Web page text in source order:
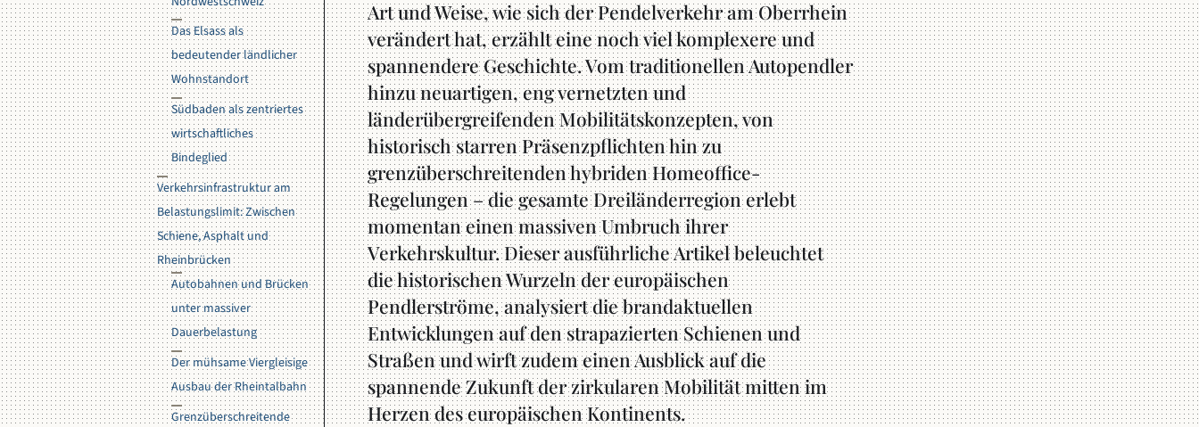
Das Elsass als
bedeutender ländlicher
Wohnstandort
Südbaden als zentriertes
wirtschaftliches
Bindeglied
Verkehrsinfrastruktur am
Belastungslimit: Zwischen
Schiene, Asphalt und
Rheinbrücken
Autobahnen und Brücken
unter massiver
Dauerbelastung
Der mühsame Viergleisige
Ausbau der Rheintalbahn
Grenzüberschreitende
Art und Weise, wie sich der Pendelverkehr am Oberrhein
verändert hat, erzählt eine noch viel komplexere und
spannendere Geschichte. Vom traditionellen Autopendler
hinzu neuartigen, eng vernetzten und
länderübergreifenden Mobilitätskonzepten, von
historisch starren Präsenzpflichten hin zu
grenzüberschreitenden hybriden Homeoffice-
Regelungen – die gesamte Dreiländerregion erlebt
momentan einen massiven Umbruch ihrer
Verkehrskultur. Dieser ausführliche Artikel beleuchtet
die historischen Wurzeln der europäischen
Pendlerströme, analysiert die brandaktuellen
Entwicklungen auf den strapazierten Schienen und
Straßen und wirft zudem einen Ausblick auf die
spannende Zukunft der zirkularen Mobilität mitten im
Herzen des europäischen Kontinents.